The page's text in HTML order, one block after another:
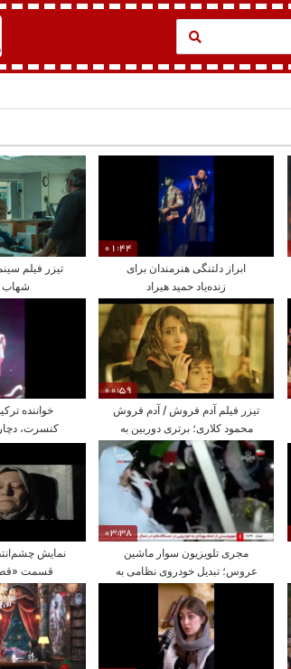
01:44
ابراز دلتنگی هنرمندان برای
زنده‌یاد حمید هیراد
تیزر فیلم
شهاب
00:59
تیزر فیلم آدم فروش / آدم فروش
محمود کلاری؛ برتری دوربین به
قصه
خواننده
کنسرت،
03:38
مجری تلویزیون سوار ماشین
عروس؛ تبدیل خودروی نظامی به
ماشین عروس!
نمایش
قسمت